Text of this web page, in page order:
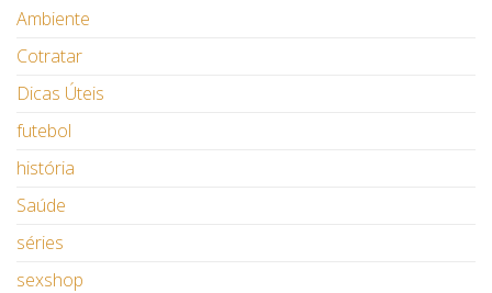
Ambiente
Cotratar
Dicas Úteis
futebol
história
Saúde
séries
sexshop